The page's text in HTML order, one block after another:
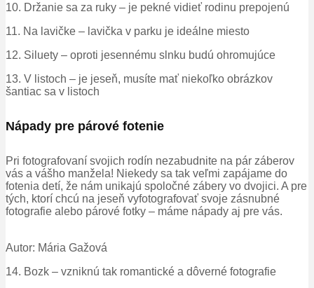
10. Držanie sa za ruky – je pekné vidieť rodinu prepojenú
11. Na lavičke – lavička v parku je ideálne miesto
12. Siluety – oproti jesennému slnku budú ohromujúce
13. V listoch – je jeseň, musíte mať niekoľko obrázkov
šantiac sa v listoch
Nápady pre párové fotenie
Pri fotografovaní svojich rodín nezabudnite na pár záberov
vás a vášho manžela! Niekedy sa tak veľmi zapájame do
fotenia detí, že nám unikajú spoločné zábery vo dvojici. A pre
tých, ktorí chcú na jeseň vyfotografovať svoje zásnubné
fotografie alebo párové fotky – máme nápady aj pre vás.
Autor: Mária Gažová
14. Bozk – vzniknú tak romantické a dôverné fotografie